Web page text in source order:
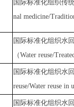
国际标准化组织传
nal medicine/
国际标准化组织水
（Water reuse/
国际标准化组织水
reuse/Water reuse in
国际标准化组织水